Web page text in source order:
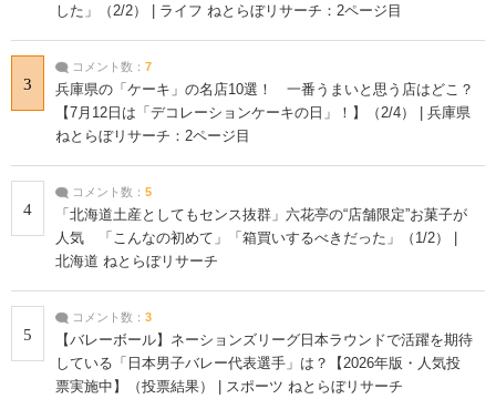
した」（2/2） | ライフ ねとらぼリサーチ：2ページ目
3
コメント数： 7
兵庫県の「ケーキ」の名店10選！ 一番うまいと思う店はどこ？
【7月12日は「デコレーションケーキの日」！】（2/4） | 兵庫県
ねとらぼリサーチ：2ページ目
4
コメント数： 5
「北海道土産としてもセンス抜群」六花亭の“店舗限定”お菓子が
人気 「こんなの初めて」「箱買いするべきだった」（1/2） |
北海道 ねとらぼリサーチ
5
コメント数： 3
【バレーボール】ネーションズリーグ日本ラウンドで活躍を期待
している「日本男子バレー代表選手」は？【2026年版・人気投
票実施中】（投票結果） | スポーツ ねとらぼリサーチ